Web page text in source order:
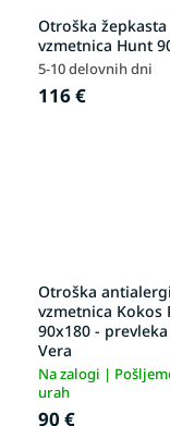
Otroška žepkasta
vzmetnica Hunt
5-10 delovnih dni
116 €
Otroška
vzmetnica Kokos
90x180 -
Vera
Na zalogi |
urah
90 €